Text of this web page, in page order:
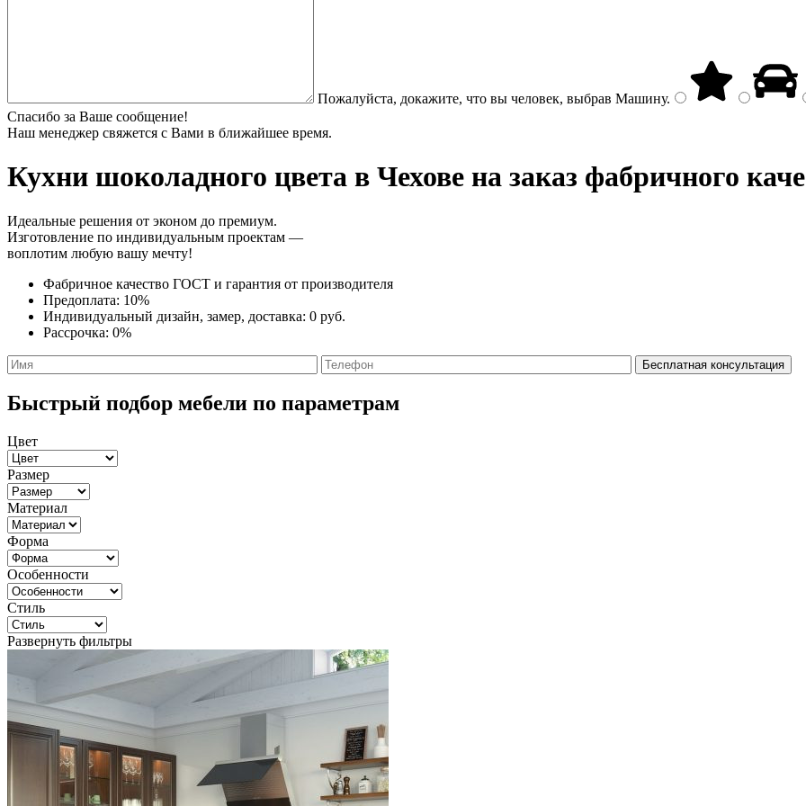
Пожалуйста, докажите, что вы человек, выбрав Машину.
Спасибо за Ваше сообщение!
Наш менеджер свяжется с Вами в ближайшее время.
Кухни шоколадного цвета в Чехове на заказ фабричного
Идеальные решения от эконом до премиум.
Изготовление по индивидуальным проектам —
воплотим любую вашу мечту!
Фабричное качество ГОСТ и гарантия от производителя
Предоплата: 10%
Индивидуальный дизайн, замер, доставка: 0 руб.
Рассрочка: 0%
Быстрый подбор мебели по параметрам
Цвет
Размер
Материал
Форма
Особенности
Стиль
Развернуть фильтры